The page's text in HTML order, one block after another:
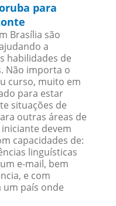
para
Brasília são
a
habilidades de
Não importa o
curso, muito em
para estar
situações de
outras áreas de
devem
capacidades de:
linguísticas
e-mail, bem
e com
um país onde